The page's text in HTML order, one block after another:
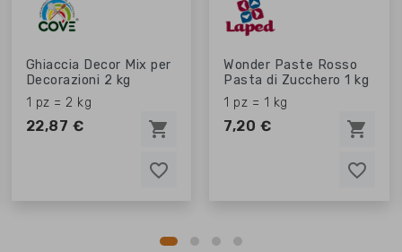
favorite_border
favorite_border
favorite_border
Ghiaccia Decor Mix per
Decorazioni 2 kg
1 pz = 2 kg
22,87 € shopping_cart
favorite_border
favorite_border
favorite_border
Wonder Paste Rosso
Pasta di Zucchero 1 kg
1 pz = 1 kg
7,20 € shopping_cart